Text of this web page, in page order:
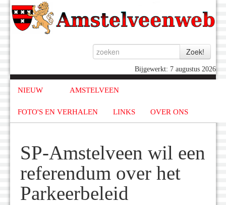
Bijgewerkt: 7 augustus 2026
NIEUW AMSTELVEEN
FOTO'S EN VERHALEN LINKS OVER ONS
SP-Amstelveen wil een
referendum over het
Parkeerbeleid